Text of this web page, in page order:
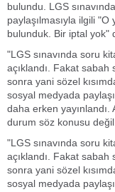
bulundu. LGS
paylaşılmasıyla ilgili
bulunduk. Bir iptal yok"
"LGS sınavında soru
açıklandı. Fakat sabah
sonra yani sözel
sosyal medyada
daha erken
durum söz konusu değil.
"LGS sınavında soru
açıklandı. Fakat sabah
sonra yani sözel
sosyal medyada